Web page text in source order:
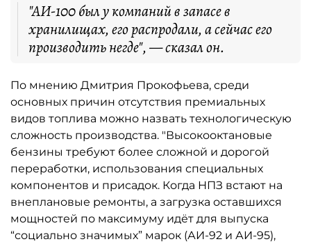
"АИ-100 был у компаний в запасе в
хранилищах, его распродали, а сейчас его
производить негде", — сказал он.
По мнению Дмитрия Прокофьева, среди
основных причин отсутствия премиальных
видов топлива можно назвать технологическую
сложность производства. "Высокооктановые
бензины требуют более сложной и дорогой
переработки, использования специальных
компонентов и присадок. Когда НПЗ встают на
внеплановые ремонты, а загрузка оставшихся
мощностей по максимуму идёт для выпуска
“социально значимых” марок (АИ-92 и АИ-95),